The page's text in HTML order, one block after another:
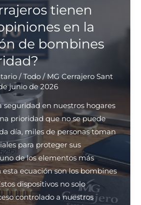
tienen
en la
de bombines
/Todo / MG Cerrajero Sant
junio de 2026
seguridad en nuestros hogares
prioridad que no se puede
día, miles de personas toman
para proteger sus
de los elementos más
ecuación son los bombines
dispositivos no solo
controlado a nuestros